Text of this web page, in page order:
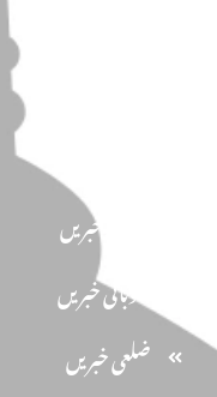
مرکزی خبریں
صوبائی خبریں
ضلعی خبریں